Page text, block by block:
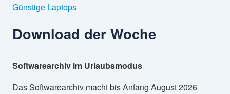
Günstige Laptops
Download der Woche
Softwarearchiv im Urlaubsmodus
Das Softwarearchiv macht bis Anfang August 2026